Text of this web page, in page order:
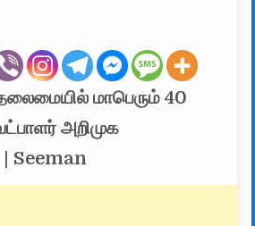
மாபெரும் 40
அறிமுக
Seeman